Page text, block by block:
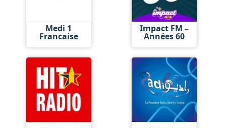
Medi 1
Francaise
Impact FM –
Années 60